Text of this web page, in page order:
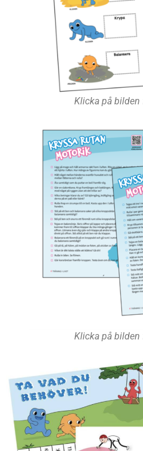
Klicka på
Klicka på